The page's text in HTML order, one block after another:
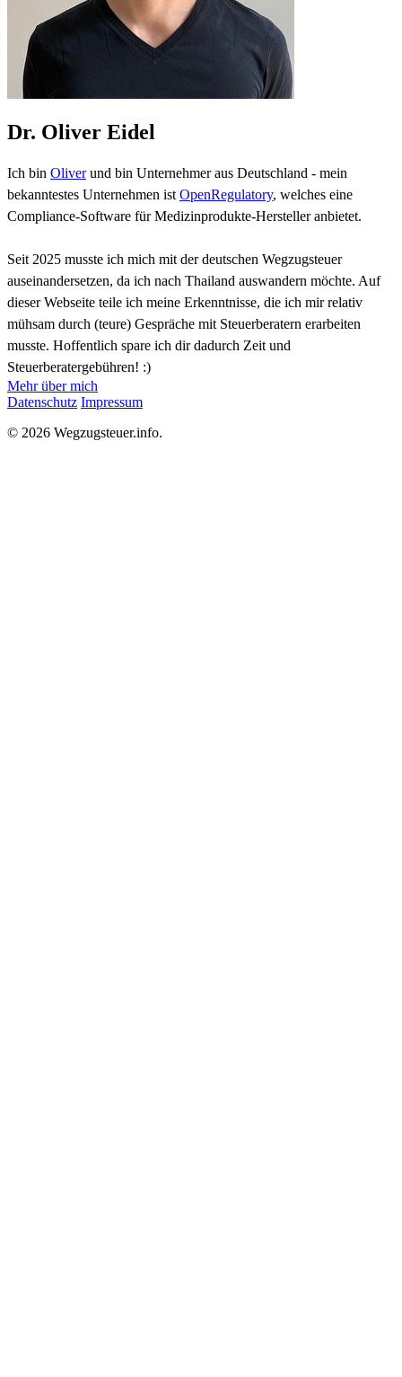
Dr. Oliver Eidel
Ich bin Oliverund bin Unternehmer aus Deutschland - mein
bekanntestes Unternehmen ist OpenRegulatory, welches eine
Compliance-Software für Medizinprodukte-Hersteller anbietet.
Seit 2025 musste ich mich mit der deutschen Wegzugsteuer
auseinandersetzen, da ich nach Thailand auswandern möchte. Auf
dieser Webseite teile ich meine Erkenntnisse, die ich mir relativ
mühsam durch (teure) Gespräche mit Steuerberatern erarbeiten
musste. Hoffentlich spare ich dir dadurch Zeit und
Steuerberatergebühren! :)
Mehr über mich
Datenschutz Impressum
© 2026 Wegzugsteuer.info.